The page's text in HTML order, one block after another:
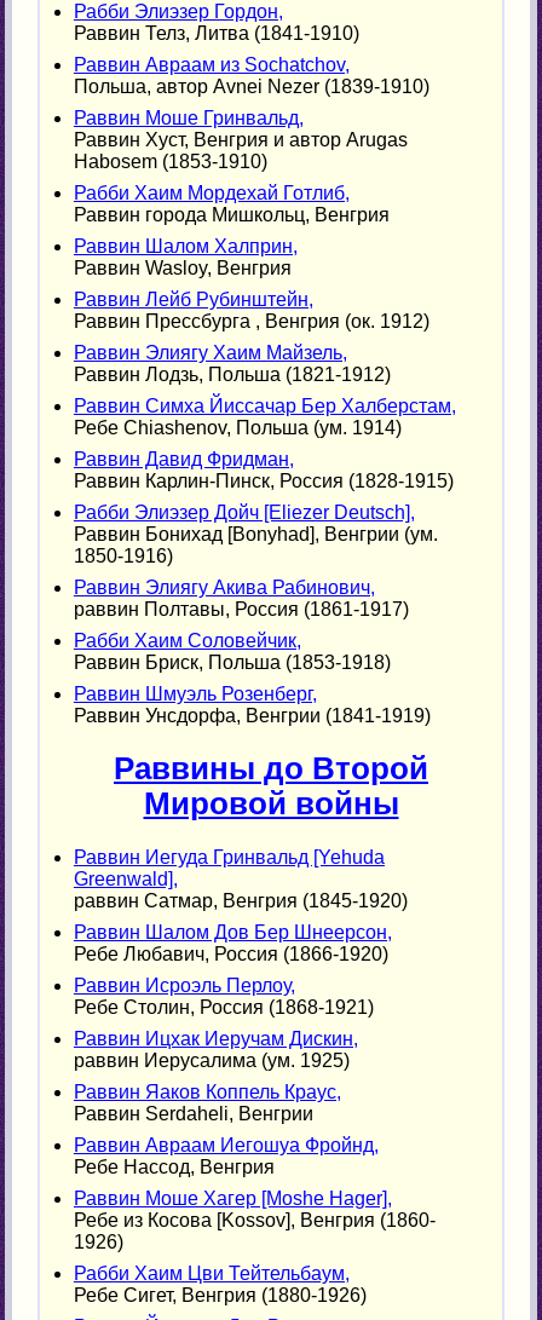
Рабби Элиэзер Гордон,
Раввин Телз, Литва (1841-1910)
Раввин Авраам из Sochatchov,
Польша, автор Avnei Nezer (1839-1910)
Раввин Моше Гринвальд,
Раввин Хуст, Венгрия и автор Arugas
Habosem (1853-1910)
Рабби Хаим Мордехай Готлиб,
Раввин города Мишкольц, Венгрия
Раввин Шалом Халприн,
Раввин Wasloy, Венгрия
Раввин Лейб Рубинштейн,
Раввин Прессбурга , Венгрия (ок. 1912)
Раввин Элиягу Хаим Майзель,
Раввин Лодзь, Польша (1821-1912)
Раввин Симха Йиссачар Бер Халберстам,
Ребе Chiashenov, Польша (ум. 1914)
Раввин Давид Фридман,
Раввин Карлин-Пинск, Россия (1828-1915)
Рабби Элиэзер Дойч [Eliezer Deutsch],
Раввин Бонихад [Bonyhad], Венгрии (ум.
1850-1916)
Раввин Элиягу Акива Рабинович,
раввин Полтавы, Россия (1861-1917)
Рабби Хаим Соловейчик,
Раввин Бриск, Польша (1853-1918)
Раввин Шмуэль Розенберг,
Раввин Унсдорфа, Венгрии (1841-1919)
Раввины до Второй
Мировой войны
Раввин Иегуда Гринвальд [Yehuda
Greenwald],
раввин Сатмар, Венгрия (1845-1920)
Раввин Шалом Дов Бер Шнеерсон,
Ребе Любавич, Россия (1866-1920)
Раввин Исроэль Перлоу,
Ребе Столин, Россия (1868-1921)
Раввин Ицхак Иеручам Дискин,
раввин Иерусалима (ум. 1925)
Раввин Яаков Коппель Краус,
Раввин Serdaheli, Венгрии
Раввин Авраам Иегошуа Фройнд,
Ребе Нассод, Венгрия
Раввин Моше Хагер [Moshe Hager],
Ребе из Косова [Kossov], Венгрия (1860-
1926)
Рабби Хаим Цви Тейтельбаум,
Ребе Сигет, Венгрия (1880-1926)